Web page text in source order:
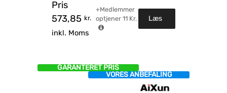
Pris
573,85 kr.
inkl. Moms
+Medlemmer
optjener11 Kr. Læs
GARANTERET PRIS
VORES ANBEFALING